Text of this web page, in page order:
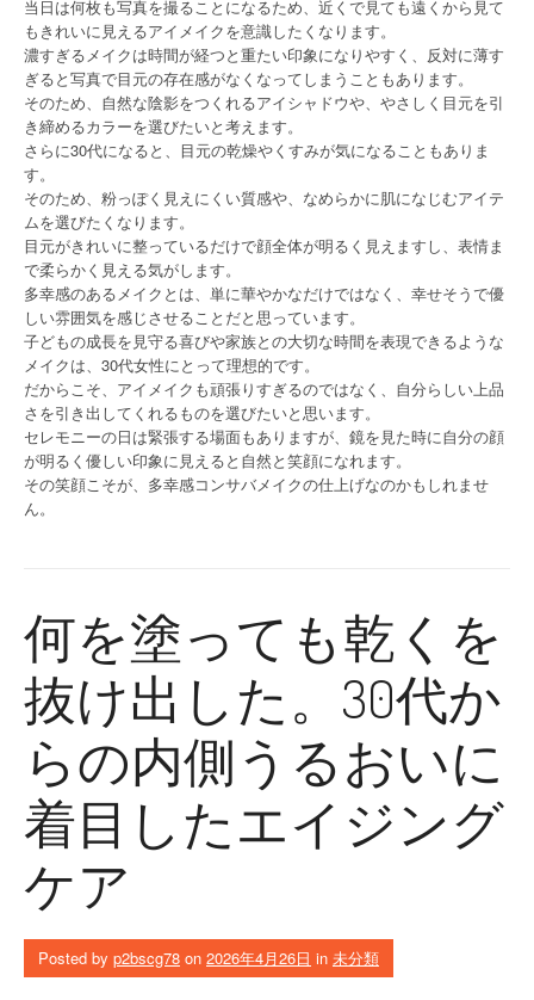
当日は何枚も写真を撮ることになるため、近くで見ても遠くから見て
もきれいに見えるアイメイクを意識したくなります。
濃すぎるメイクは時間が経つと重たい印象になりやすく、反対に薄す
ぎると写真で目元の存在感がなくなってしまうこともあります。
そのため、自然な陰影をつくれるアイシャドウや、やさしく目元を引
き締めるカラーを選びたいと考えます。
さらに30代になると、目元の乾燥やくすみが気になることもありま
す。
そのため、粉っぽく見えにくい質感や、なめらかに肌になじむアイテ
ムを選びたくなります。
目元がきれいに整っているだけで顔全体が明るく見えますし、表情ま
で柔らかく見える気がします。
多幸感のあるメイクとは、単に華やかなだけではなく、幸せそうで優
しい雰囲気を感じさせることだと思っています。
子どもの成長を見守る喜びや家族との大切な時間を表現できるような
メイクは、30代女性にとって理想的です。
だからこそ、アイメイクも頑張りすぎるのではなく、自分らしい上品
さを引き出してくれるものを選びたいと思います。
セレモニーの日は緊張する場面もありますが、鏡を見た時に自分の顔
が明るく優しい印象に見えると自然と笑顔になれます。
その笑顔こそが、多幸感コンサバメイクの仕上げなのかもしれませ
ん。
何を塗っても乾くを
抜け出した。30代か
らの内側うるおいに
着目したエイジング
ケア
Posted by p2bscg78 on 2026年4月26日 in 未分類